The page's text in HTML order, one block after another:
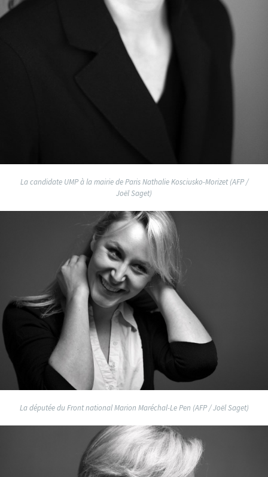
La candidate UMP à la mairie de Paris Nathalie Kosciusko-Morizet (AFP /
Joël Saget)
La députée du Front national Marion Maréchal-Le Pen (AFP / Joël Saget)